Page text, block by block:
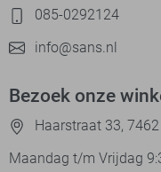
085-0292124
info@sans.nl
Bezoek onze
Haarstraat 33,
Maandag t/m Vrijdag